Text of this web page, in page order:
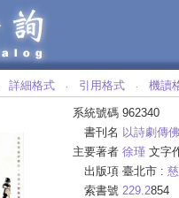
詳細格式 ‧ 引用格式 ‧ 機讀
系統號碼 962340
書刊名 以詩劇傳
主要著者 徐瑾 文字
出版項 臺北市 :
索書號 229.2854